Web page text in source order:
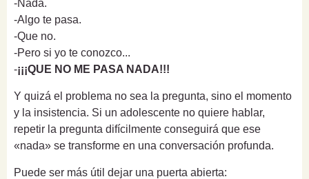
-Nada.
-Algo te pasa.
-Que no.
-Pero si yo te conozco...
-¡¡¡QUE NO ME PASA NADA!!!
Y quizá el problema no sea la pregunta, sino el momento
y la insistencia. Si un adolescente no quiere hablar,
repetir la pregunta difícilmente conseguirá que ese
«nada» se transforme en una conversación profunda.
Puede ser más útil dejar una puerta abierta: